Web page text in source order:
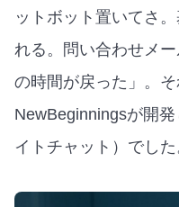
ットボット置いてさ
れる。問い合わせメ
の時間が戻った」。
NewBeginningsが開
イトチャット）でした